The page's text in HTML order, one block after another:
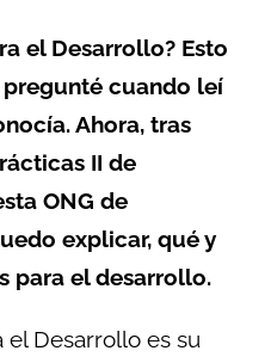
el Desarrollo? Esto
cuando leí
Ahora, tras
II de
ONG de
explicar, qué y
para el desarrollo.
el Desarrollo es su